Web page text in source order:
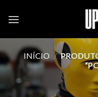
INÍCIO /